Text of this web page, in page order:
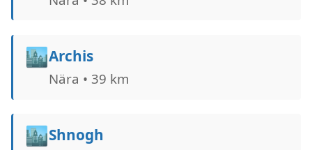
🏙️Archis
Nära • 39 km
🏙️Shnogh